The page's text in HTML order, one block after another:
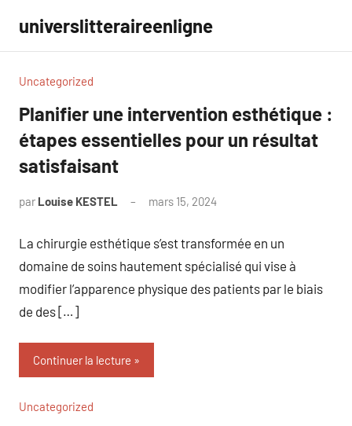
contenu
universlitteraireenligne
Uncategorized
Planifier une intervention esthétique :
étapes essentielles pour un résultat
satisfaisant
par Louise KESTEL mars 15, 2024
La chirurgie esthétique s’est transformée en un
domaine de soins hautement spécialisé qui vise à
modifier l’apparence physique des patients par le biais
de des […]
Continuer la lecture
Uncategorized